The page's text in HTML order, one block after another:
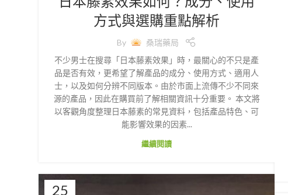
方式與選購重點解析
By
桑瑞藥局
不少男士在搜尋「日本藤素效果」時，最關心的不只是產
品是否有效，更希望了解產品的成分、使用方式、適用人
士，以及如何分辨不同版本。由於市面上流傳不少不同來
源的產品，因此在購買前了解相關資訊十分重要。 本文將
以客觀角度整理日本藤素的常見資料，包括產品特色、可
能影響效果的因素...
繼續閱讀
25